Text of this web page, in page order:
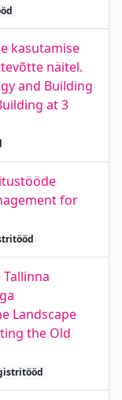
kasutamise
näitel.
and Building
at 3
for
Landscape
the Old